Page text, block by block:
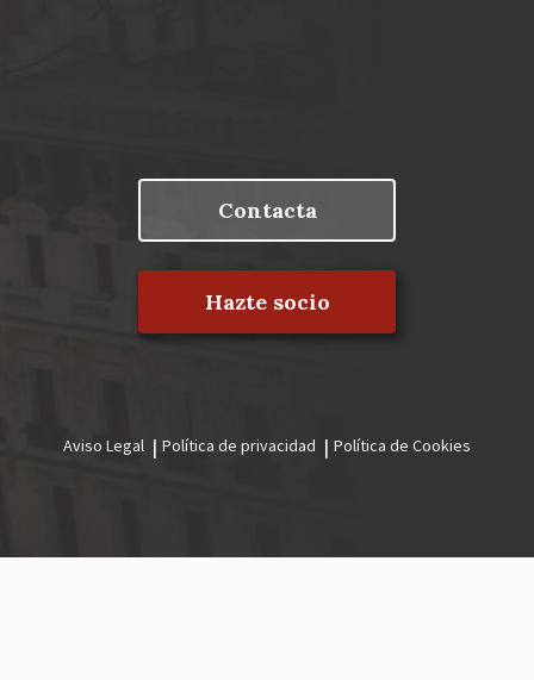
Contacta
Hazte socio
legal
Aviso Legal Política de privacidad Política de Cookies